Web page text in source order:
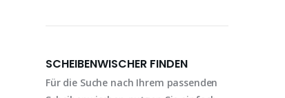
SCHEIBENWISCHER FINDEN
Für die Suche nach Ihrem passenden